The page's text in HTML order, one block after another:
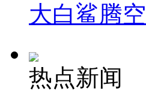
大白鲨腾
热点新闻